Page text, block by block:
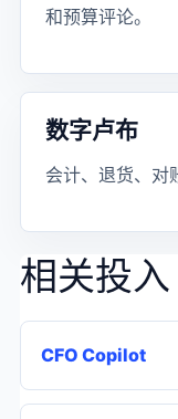
和预算评论。
数字卢布
会计、退货、对
相关投入
CFO Copilot